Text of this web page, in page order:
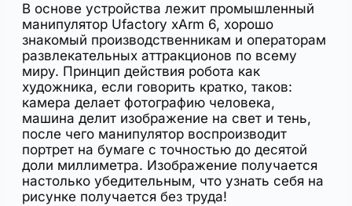
В основе устройства лежит промышленный
манипулятор Ufactory xArm 6, хорошо
знакомый производственникам и операторам
развлекательных аттракционов по всему
миру. Принцип действия робота как
художника, если говорить кратко, таков:
камера делает фотографию человека,
машина делит изображение на свет и тень,
после чего манипулятор воспроизводит
портрет на бумаге с точностью до десятой
доли миллиметра. Изображение получается
настолько убедительным, что узнать себя на
рисунке получается без труда!